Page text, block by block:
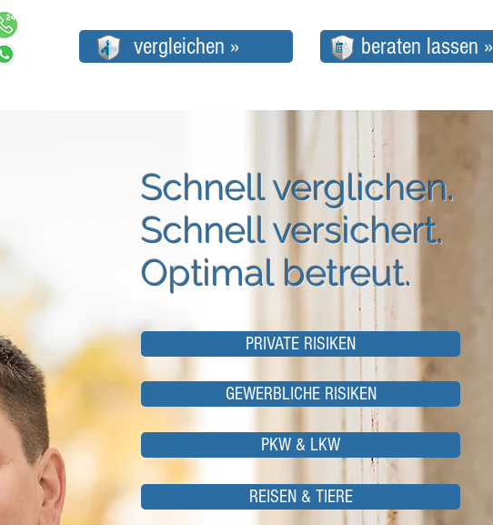
vergleichen » beraten lassen »
Schnell verglichen.
Schnell versichert.
Optimal betreut.
PRIVATE RISIKEN
GEWERBLICHE RISIKEN
PKW & LKW
REISEN & TIERE